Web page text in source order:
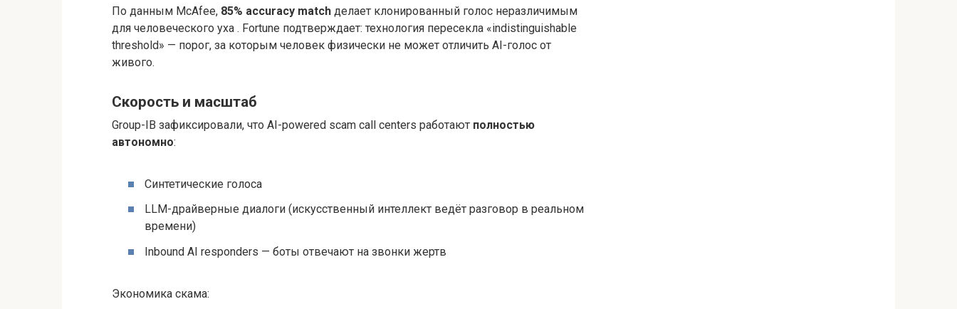
По данным McAfee, 85% accuracy match делает клонированный голос неразличимым
для человеческого уха . Fortune подтверждает: технология пересекла «indistinguishable
threshold» — порог, за которым человек физически не может отличить AI-голос от
живого.
Скорость и масштаб
Group-IB зафиксировали, что AI-powered scam call centers работают полностью
автономно:
Синтетические голоса
LLM-драйверные диалоги (искусственный интеллект ведёт разговор в реальном
времени)
Inbound AI responders — боты отвечают на звонки жертв
Экономика скама: